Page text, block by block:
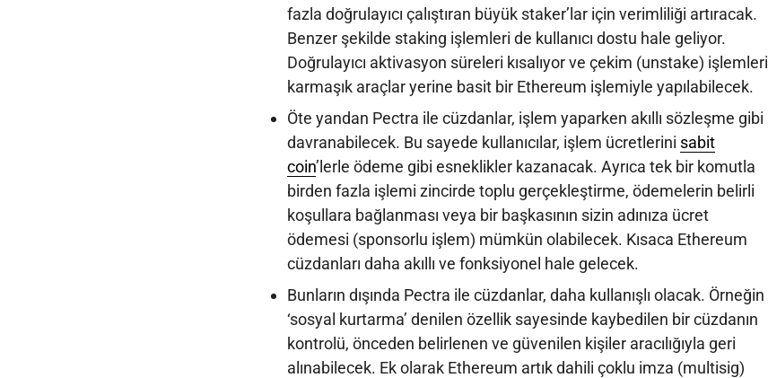
fazla doğrulayıcı çalıştıran büyük staker’lar için verimliliği artıracak.
Benzer şekilde staking işlemleri de kullanıcı dostu hale geliyor.
Doğrulayıcı aktivasyon süreleri kısalıyor ve çekim (unstake) işlemleri
karmaşık araçlar yerine basit bir Ethereum işlemiyle yapılabilecek.
Öte yandan Pectra ile cüzdanlar, işlem yaparken akıllı sözleşme gibi
davranabilecek. Bu sayede kullanıcılar, işlem ücretlerini sabit
coin’lerle ödeme gibi esneklikler kazanacak. Ayrıca tek bir komutla
birden fazla işlemi zincirde toplu gerçekleştirme, ödemelerin belirli
koşullara bağlanması veya bir başkasının sizin adınıza ücret
ödemesi (sponsorlu işlem) mümkün olabilecek. Kısaca Ethereum
cüzdanları daha akıllı ve fonksiyonel hale gelecek.
Bunların dışında Pectra ile cüzdanlar, daha kullanışlı olacak. Örneğin
‘sosyal kurtarma’ denilen özellik sayesinde kaybedilen bir cüzdanın
kontrolü, önceden belirlenen ve güvenilen kişiler aracılığıyla geri
alınabilecek. Ek olarak Ethereum artık dahili çoklu imza (multisig)